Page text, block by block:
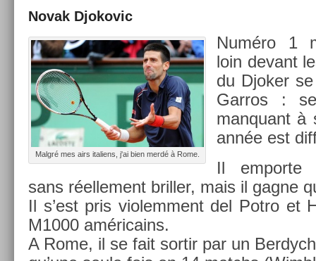
Novak Djokovic
Malgré mes airs italiens, j'ai bien merdé à Rome.
Numéro 1
loin de­vant
du Djok­er
Garros :
man­quant à
année est
Il em­por­te
sans réel­le­ment brill­er, mais il gagne
Il s’est pris violem­ment del Potro et
M1000 américains.
A Rome, il se fait sor­tir par un